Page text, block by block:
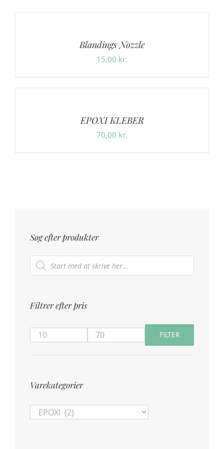
Blandings Nozzle
15,00 kr.
EPOXI KLEBER
70,00 kr.
Søg efter produkter
Products
search
Filtrer efter pris
Mindste
pris
Højeste
pris
FILTER
Varekategorier